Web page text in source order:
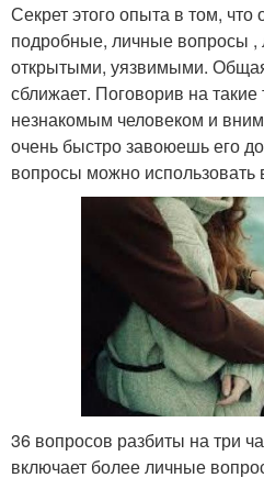
Секрет этого опыта в том, что
подробные, личные вопросы ,
открытыми, уязвимыми.
сближает. Поговорив на
незнакомым человеком и
очень быстро завоюешь его
вопросы можно использовать
36 вопросов разбиты на три
включает более личные